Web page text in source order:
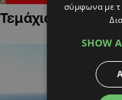
Τεμάχια Γης σε
σύμφωνα με
SHOW